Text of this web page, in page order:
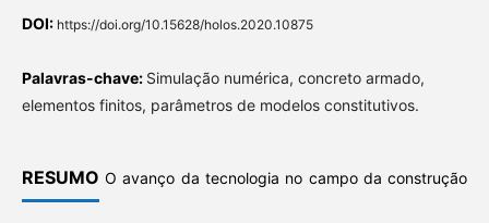
DOI: https://doi.org/10.15628/holos.2020.10875
Palavras-chave: Simulação numérica, concreto armado,
elementos finitos, parâmetros de modelos constitutivos.
RESUMO O avanço da tecnologia no campo da construção